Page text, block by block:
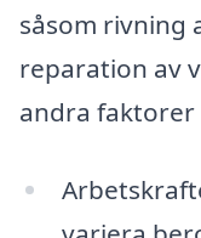
såsom rivning
reparation av
andra faktorer